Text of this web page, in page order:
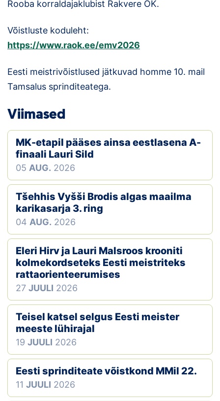
Rooba korraldajaklubist Rakvere OK.
Võistluste koduleht:
https://www.raok.ee/emv2026
Eesti meistrivõistlused jätkuvad homme 10. mail
Tamsalus sprinditeatega.
Viimased
MK-etapil pääses ainsa eestlasena A-
finaali Lauri Sild
05 AUG. 2026
Tšehhis Vyšši Brodis algas maailma
karikasarja 3. ring
04 AUG. 2026
Eleri Hirv ja Lauri Malsroos krooniti
kolmekordseteks Eesti meistriteks
rattaorienteerumises
27 JUULI 2026
Teisel katsel selgus Eesti meister
meeste lühirajal
19 JUULI 2026
Eesti sprinditeate võistkond MMil 22.
11 JUULI 2026